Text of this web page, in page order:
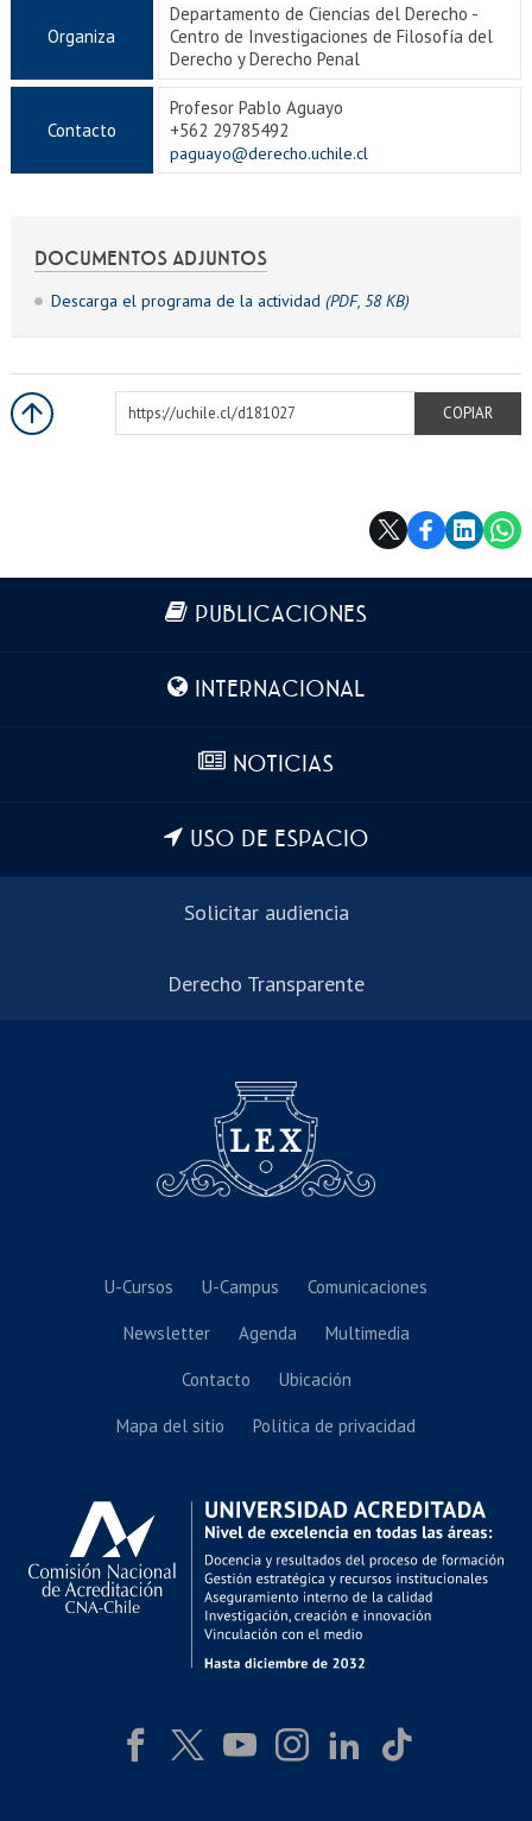
DOCUMENTOS ADJUNTOS
Descarga el programa de la actividad (PDF, 58 KB)
Organiza
Departamento de Ciencias del Derecho -
Centro de Investigaciones de Filosofía del
Derecho y Derecho Penal
Contacto
Profesor Pablo Aguayo
+562 29785492
paguayo@derecho.uchile.cl
https://uchile.cl/d181027
COPIAR
Más información
PUBLICACIONES
INTERNACIONAL
NOTICIAS
USO DE ESPACIO
Solicitar audiencia
Derecho Transparente
U-Cursos U-Campus Comunicaciones
Newsletter Agenda Multimedia
Contacto Ubicación
Mapa del sitio Política de privacidad